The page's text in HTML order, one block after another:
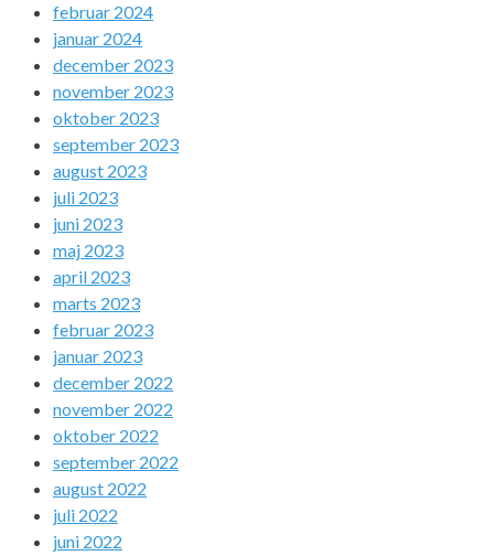
februar 2024
januar 2024
december 2023
november 2023
oktober 2023
september 2023
august 2023
juli 2023
juni 2023
maj 2023
april 2023
marts 2023
februar 2023
januar 2023
december 2022
november 2022
oktober 2022
september 2022
august 2022
juli 2022
juni 2022